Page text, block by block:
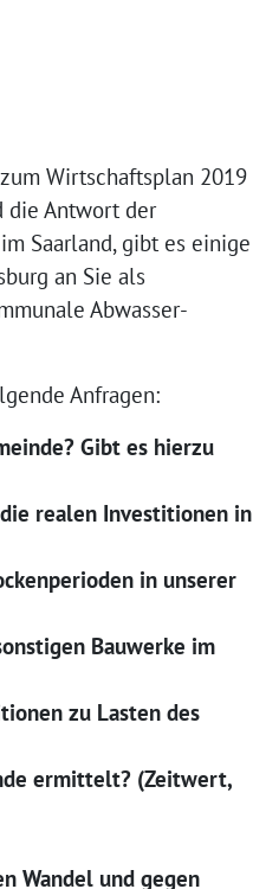
Wirtschaftsplan 2019
die Antwort der
Saarland, gibt es einige
an Sie als
Abwasser-
Anfragen:
Gibt es hierzu
realen Investitionen in
in unserer
Bauwerke im
zu Lasten des
ermittelt? (Zeitwert,
Wandel und gegen